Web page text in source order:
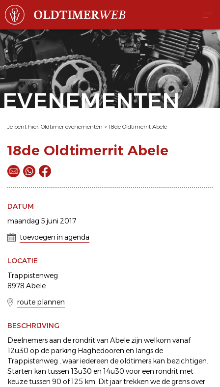
EVENEMENTEN
Je bent hier: Oldtimer evenementen > 18de Oldtimerrit Abele
18de Oldtimerrit Abele
DATUM
maandag 5 juni 2017
toevoegen in agenda
LOCATIE
Trappistenweg
8978 Abele
route plannen
BESCHRIJVING
Deelnemers aan de rondrit van Abele zijn welkom vanaf
12u30 op de parking Haghedooren en langs de
Trappistenweg , waar iedereen de oldtimers kan bezichtigen.
Starten kan tussen 13u30 en 14u30 voor een rondrit met
keuze tussen 90 of 125 km. Dit jaar trekken we de grens over